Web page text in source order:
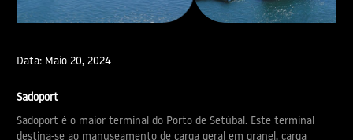
Data: Maio 20, 2024
Sadoport
Sadoport é o maior terminal do Porto de Setúbal. Este terminal
destina-se ao manuseamento de carga geral em granel, carga